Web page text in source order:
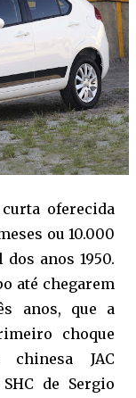
oferecida
ou 10.000
anos 1950.
até chegarem
anos, que a
choque
JAC
de Sergio